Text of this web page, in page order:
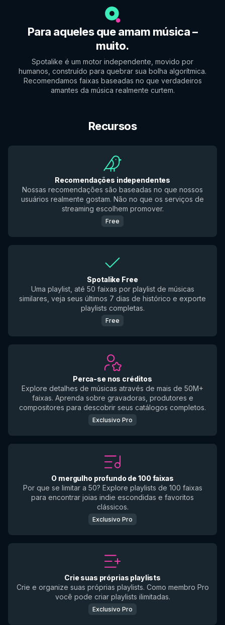
Para aqueles que amam música –
muito.
Spotalike é um motor independente, movido por
humanos, construído para quebrar sua bolha algorítmica.
Recomendamos faixas baseadas no que verdadeiros
amantes da música realmente curtem.
Recursos
Recomendações independentes
Nossas recomendações são baseadas no que nossos
usuários realmente gostam. Não no que os serviços de
streaming escolhem promover.
Free
Spotalike Free
Uma playlist, até 50 faixas por playlist de músicas
similares, veja seus últimos 7 dias de histórico e exporte
playlists completas.
Free
Perca-se nos créditos
Explore detalhes de músicas através de mais de 50M+
faixas. Aprenda sobre gravadoras, produtores e
compositores para descobrir seus catálogos completos.
Exclusivo Pro
O mergulho profundo de 100 faixas
Por que se limitar a 50? Explore playlists de 100 faixas
para encontrar joias indie escondidas e favoritos
clássicos.
Exclusivo Pro
Crie suas próprias playlists
Crie e organize suas próprias playlists. Como membro Pro
você pode criar playlists ilimitadas.
Exclusivo Pro